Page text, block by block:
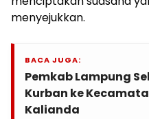
menyejukkan.
BACA JUGA:
Pemkab Lampung
Kurban ke
Kalianda